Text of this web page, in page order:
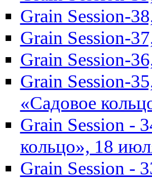
Grain Session-
Grain Session-
Grain Session-
Grain Session-
«Садовое
Grain Session -
кольцо», 18
Grain Session -